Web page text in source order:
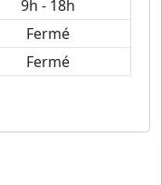
9h - 18h
Fermé
Fermé